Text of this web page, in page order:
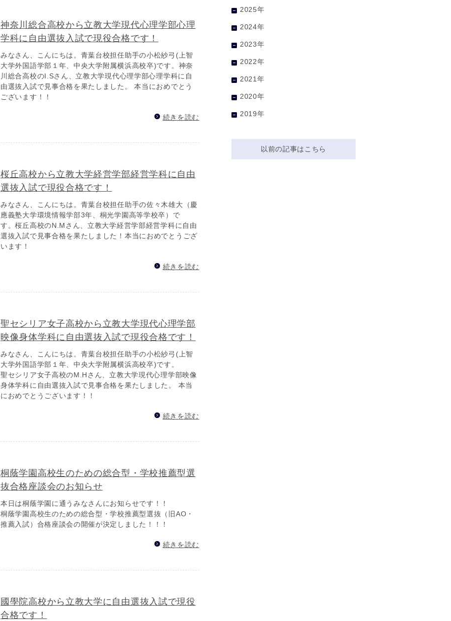
神奈川総合高校から立教大学現代心理学部心理
学科に自由選抜入試で現役合格です！
みなさん、こんにちは。青葉台校担任助手の小松紗弓(上智
大学外国語学部１年、中央大学附属横浜高校卒)です。神奈
川総合高校のI.Sさん、立教大学現代心理学部心理学科に自
由選抜入試で見事合格を果たしました。 本当におめでとう
ございます！！
続きを読む
桜丘高校から立教大学経営学部経営学科に自由
選抜入試で現役合格です！
みなさん、こんにちは。青葉台校担任助手の佐々木雄大（慶
應義塾大学環境情報学部3年、桐光学園高等学校卒）で
す。 桜丘高校のN.Mさん、立教大学経営学部経営学科に自由
選抜入試で見事合格を果たしました！本当におめでとうござ
います！
続きを読む
聖セシリア女子高校から立教大学現代心理学部
映像身体学科に自由選抜入試で現役合格です！
みなさん、こんにちは。青葉台校担任助手の小松紗弓(上智
大学外国語学部１年、中央大学附属横浜高校卒)です。
聖セシリア女子高校のM.Hさん、立教大学現代心理学部映像
身体学科に自由選抜入試で見事合格を果たしました。 本当
におめでとうございます！！
続きを読む
桐蔭学園高校生のための総合型・学校推薦型選
抜合格座談会のお知らせ
本日は桐蔭学園に通うみなさんにお知らせです！！
桐蔭学園高校生のための総合型・学校推薦型選抜（旧AO・
推薦入試）合格座談会の開催が決定しました！！！
続きを読む
國學院高校から立教大学に自由選抜入試で現役
合格です！
2025年
2024年
2023年
2022年
2021年
2020年
2019年
以前の記事はこちら